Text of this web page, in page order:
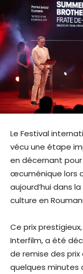
Le Festival
vécu une étape
en décernant
œcuménique lors
aujourd’hui dans
culture en
Ce prix
Interfilm, a été
de remise des prix
quelques minutes